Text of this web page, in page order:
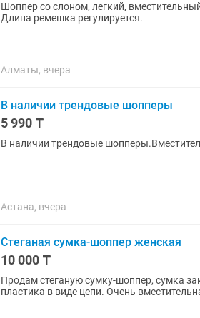
Шоппер со слоном, легкий,
Длина ремешка регулируется.
Алматы, вчера
В наличии трендовые шопперы
5 990 ₸
В наличии трендовые
Астана, вчера
Стеганая сумка-шоппер женская
10 000 ₸
Продам стеганую сумку-шоппер, сумка закрывается